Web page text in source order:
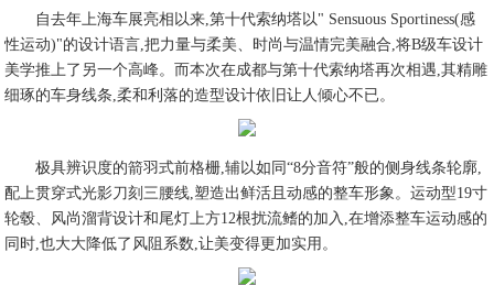
自去年上海车展亮相以来,第十代索纳塔以" Sensuous Sportiness(感
性运动)"的设计语言,把力量与柔美、时尚与温情完美融合,将B级车设计
美学推上了另一个高峰。而本次在成都与第十代索纳塔再次相遇,其精雕
细琢的车身线条,柔和利落的造型设计依旧让人倾心不已。
极具辨识度的箭羽式前格栅,辅以如同“8分音符”般的侧身线条轮廓,
配上贯穿式光影刀刻三腰线,塑造出鲜活且动感的整车形象。运动型19寸
轮毂、风尚溜背设计和尾灯上方12根扰流鳍的加入,在增添整车运动感的
同时,也大大降低了风阻系数,让美变得更加实用。